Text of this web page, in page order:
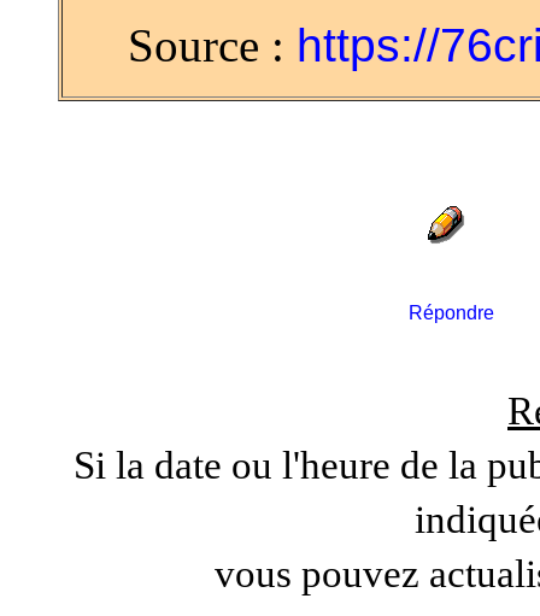
Source : https://
Répondre
Si la date ou l'heure de la
vous pouvez